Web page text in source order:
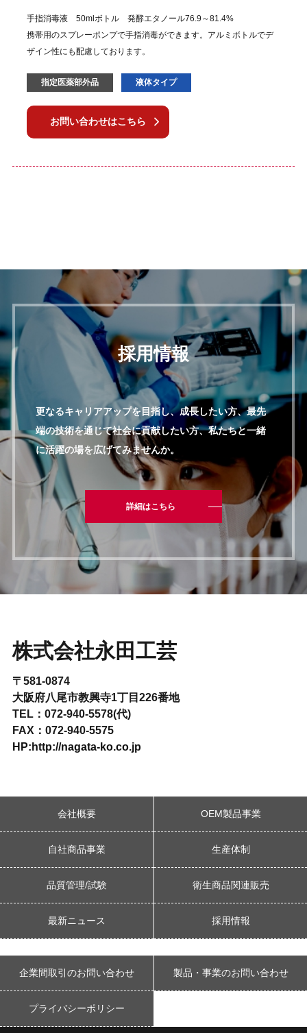
手指消毒液 50mlボトル 発酵エタノール76.9～81.4%
携帯用のスプレーポンプで手指消毒ができます。
アルミボトルでデ
ザイン性にも配慮しております。
指定医薬部外品 液体タイプ
お問い合わせはこちら
採用情報
更なるキャリアアップを目指し、成長したい方、最先
端の技術を通じて社会に貢献したい方、私たちと一緒
に活躍の場を広げてみませんか。
詳細はこちら
株式会社永田工芸
〒581-0874
大阪府八尾市教興寺1丁目226番地
TEL：072-940-5578(代)
FAX：072-940-5575
HP:http://nagata-ko.co.jp
会社概要 OEM製品事業
自社商品事業 生産体制
品質管理/試験 衛生商品関連販売
最新ニュース 採用情報
企業間取引のお問い合わせ 製品・事業のお問い合わせ
プライバシーポリシー